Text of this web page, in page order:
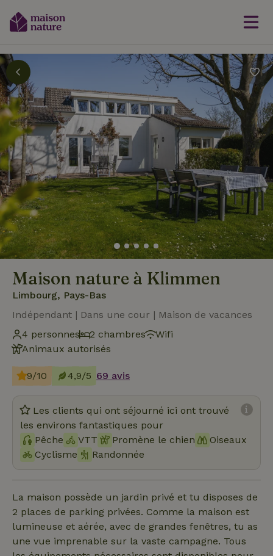
Maison nature à Klimmen
Limbourg, Pays-Bas
Indépendant | Dans une cour | Maison de vacances
4 personnes
2 chambres
Wifi
Animaux autorisés
9/10 4,9/5 69 avis
Les clients qui ont séjourné ici ont trouvé
les environs fantastiques pour
Pêche
VTT Promène le chien
Oiseaux
Cyclisme
Randonnée
La maison possède un jardin privé et tu disposes de
2 places de parking privées. Comme la maison est
lumineuse et aérée, avec de grandes fenêtres, tu as
une vue imprenable sur la vaste campagne. Tous